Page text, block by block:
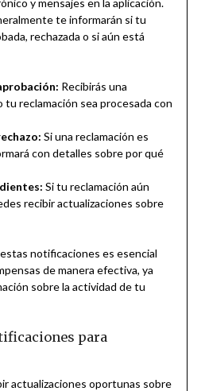
te informarán si tu
rechazada o si aún está
Recibirás una
tu reclamación sea procesada con
Si una reclamación es
con detalles sobre por qué
Si tu reclamación aún
recibir actualizaciones sobre
notificaciones es esencial
de manera efectiva, ya
sobre la actividad de tu
para
actualizaciones oportunas sobre